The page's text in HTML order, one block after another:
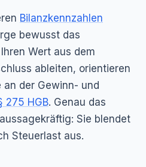
Bilanzkennzahlen
bewusst das
Wert aus dem
ableiten, orientieren
der Gewinn- und
275 HGB. Genau das
Sie blendet
Steuerlast aus.